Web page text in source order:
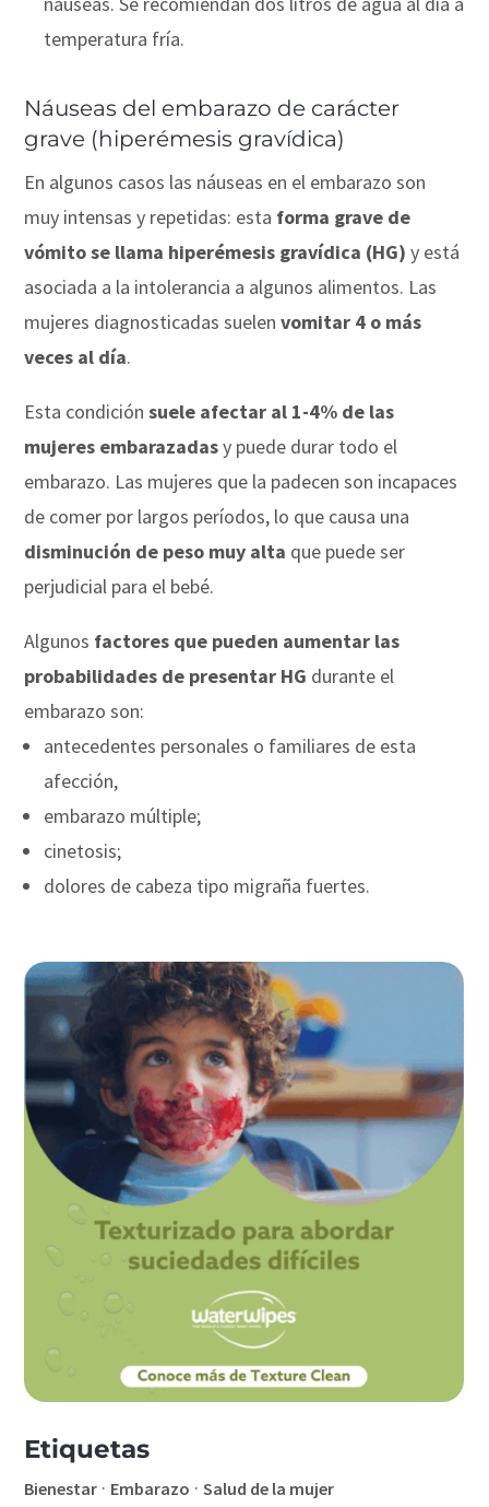
temperatura fría.
Náuseas del embarazo de carácter
grave (hiperémesis gravídica)
En algunos casos las náuseas en el embarazo son
muy intensas y repetidas: esta forma grave de
vómito se llama hiperémesis gravídica (HG) y está
asociada a la intolerancia a algunos alimentos. Las
mujeres diagnosticadas suelenvomitar 4 o más
veces al día.
Esta condiciónsuele afectar al 1-4% de las
mujeres embarazadasy puede durar todo el
embarazo. Las mujeres que la padecen son incapaces
de comer por largos períodos, lo que causa una
disminución de peso muy alta que puede ser
perjudicial para el bebé.
Algunos factores que pueden aumentar las
probabilidades de presentar HG durante el
embarazo son:
antecedentes personales o familiares de esta
afección,
embarazo múltiple;
cinetosis;
dolores de cabeza tipo migraña fuertes.
Etiquetas
Bienestar · Embarazo ·Salud de la mujer